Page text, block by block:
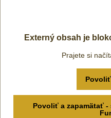
Externý obsah je
Prajete si
Povoliť a zapamätať